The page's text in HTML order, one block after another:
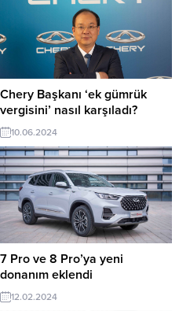
Chery Başkanı ‘ek gümrük
vergisini’ nasıl karşıladı?
10.06.2024
7 Pro ve 8 Pro’ya yeni
donanım eklendi
12.02.2024